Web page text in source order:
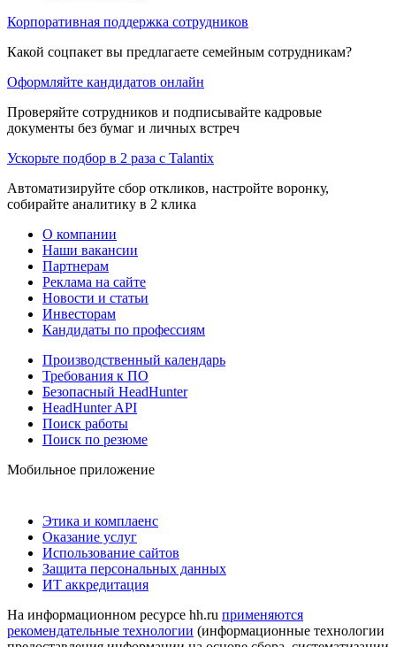
Корпоративная поддержка сотрудников
Какой соцпакет вы предлагаете семейным сотрудникам?
Оформляйте кандидатов онлайн
Проверяйте сотрудников и подписывайте кадровые
документы без бумаг и личных встреч
Ускорьте подбор в 2 раза с Talantix
Автоматизируйте сбор откликов, настройте воронку,
собирайте аналитику в 2 клика
О компании
Наши вакансии
Партнерам
Реклама на сайте
Новости и статьи
Инвесторам
Кандидаты по профессиям
Производственный календарь
Требования к ПО
Безопасный HeadHunter
HeadHunter API
Поиск работы
Поиск по резюме
Мобильное приложение
Этика и комплаенс
Оказание услуг
Использование сайтов
Защита персональных данных
ИТ аккредитация
На информационном ресурсе hh.ru применяются
рекомендательные технологии (информационные технологии